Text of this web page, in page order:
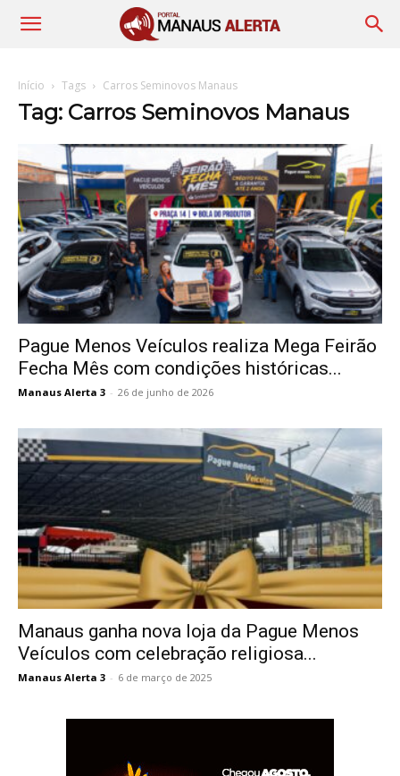
Início Tags Carros Seminovos Manaus
Tag: Carros Seminovos Manaus
Pague Menos Veículos realiza Mega Feirão
Fecha Mês com condições históricas...
Manaus Alerta 3 - 26 de junho de 2026
Manaus ganha nova loja da Pague Menos
Veículos com celebração religiosa...
Manaus Alerta 3 - 6 de março de 2025